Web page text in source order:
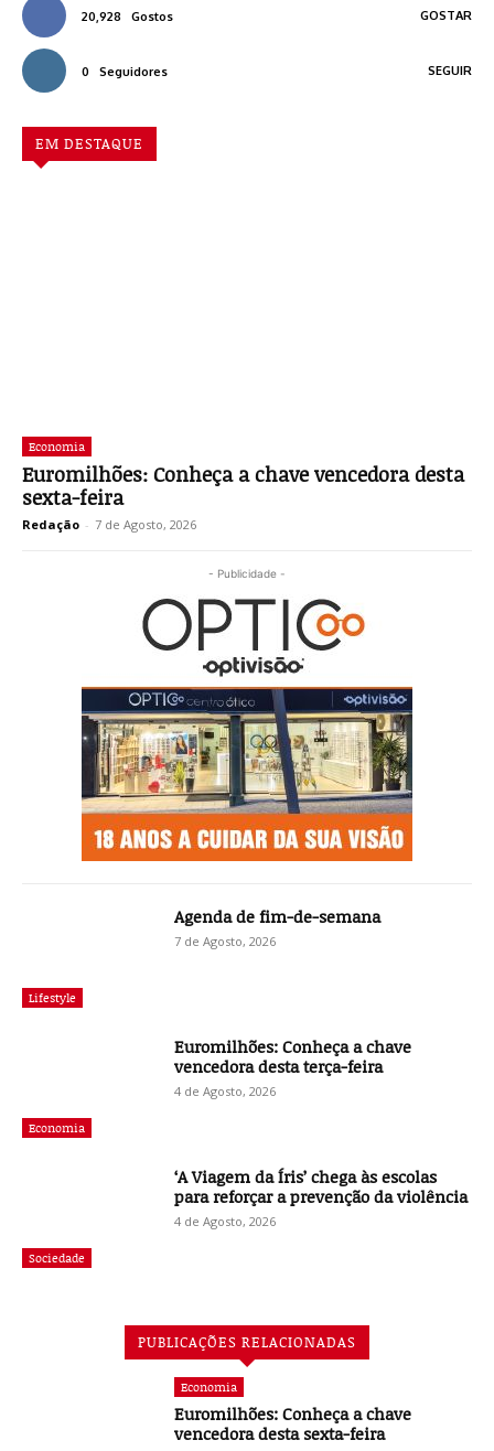
20,928 Gostos GOSTAR
0 Seguidores SEGUIR
EM DESTAQUE
Economia
Euromilhões: Conheça a chave vencedora desta
sexta-feira
Redação - 7 de Agosto, 2026
- Publicidade -
Lifestyle
Agenda de fim-de-semana
7 de Agosto, 2026
Economia
Euromilhões: Conheça a chave
vencedora desta terça-feira
4 de Agosto, 2026
Sociedade
‘A Viagem da Íris’ chega às escolas
para reforçar a prevenção da violência
4 de Agosto, 2026
PUBLICAÇÕES RELACIONADAS
Economia
Euromilhões: Conheça a chave
vencedora desta sexta-feira